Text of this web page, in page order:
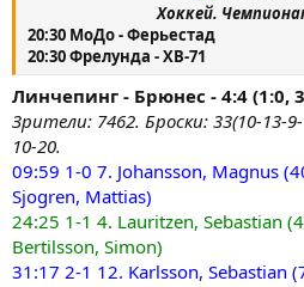
Хоккей.
20:30 МоДо - Ферьестад
20:30 Фрелунда - ХВ-71
Линчепинг - Брюнес - 4:4 (1:0,
Зрители: 7462. Броски: 33(10-13-
10-20.
09:59 1-0 7. Johansson, Magnus
Sjogren, Mattias)
24:25 1-1 4. Lauritzen, Sebastian
Bertilsson, Simon)
31:17 2-1 12. Karlsson, Sebastian